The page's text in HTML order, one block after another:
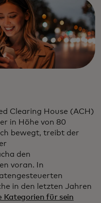
Clearing House (ACH)
in Höhe von 80
bewegt, treibt der
den
voran. In
in den letzten Jahren
Kategorien für sein